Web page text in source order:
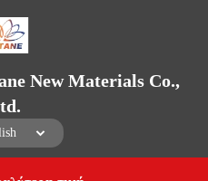
New Materials Co.,